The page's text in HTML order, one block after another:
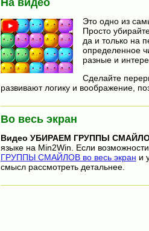
Это одно из
Просто
да и только на
определенное
разные и
Сделайте
развивают логику и воображение,
Во весь экран
Видео УБИРАЕМ ГРУППЫ
языке на Min2Win. Если
ГРУППЫ СМАЙЛОВ во весь экран и
смысл рассмотреть детальнее.